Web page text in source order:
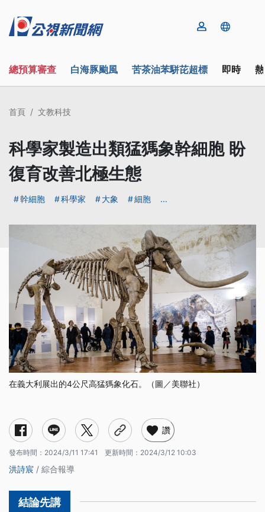
總預算審查 白海豚颱風 苦茶油苯駢芘超標 即時
首頁 文教科技
科學家製造出類猛獁象幹細胞 盼
復育改善北極生態
幹細胞 科學家 大象 細胞 ...
在義大利展出的4公尺高猛獁象化石。（圖／美聯社）
如何「復活」猛獁象？
誘導性多功能幹細胞（iPSC）是什麼？
大象的iPSC有多難製造？
為什麼要「復活」已滅絕的生物？
讚
發布時間： 2024/3/11 17:41 更新時間： 2024/3/12 10:03
洪詩宸 / 綜合報導